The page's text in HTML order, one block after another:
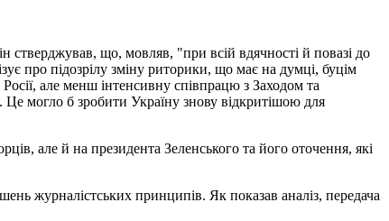
стверджував, що, мовляв, "при всій вдячності й повазі до
про підозрілу зміну риторики, що має на думці, буцім
але менш інтенсивну співпрацю з Заходом та
могло б зробити Україну знову відкритішою для
але й на президента Зеленського та його оточення, які
журналістських принципів. Як показав аналіз, передача